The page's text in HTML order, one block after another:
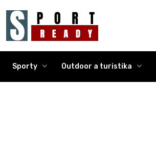
Sporty Outdoor a turistika